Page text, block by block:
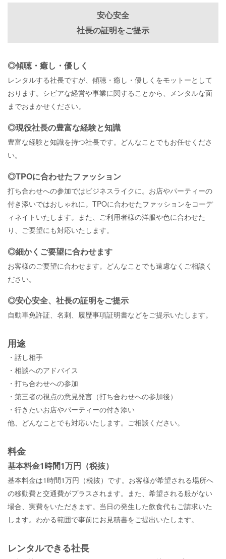
安心安全
社長の証明をご提示
◎傾聴・癒し・優しく
レンタルする社長ですが、傾聴・癒し・優しくをモットーとして
おります。シビアな経営や事業に関することから、メンタルな面
までおまかせください。
◎現役社長の豊富な経験と知識
豊富な経験と知識を持つ社長です。どんなことでもお任せくださ
い。
◎TPOに合わせたファッション
打ち合わせへの参加ではビジネスライクに。 お店やパーティーの
付き添いではおしゃれに。TPOに合わせたファッションをコーデ
ィネイトいたします。また、ご利用者様の洋服や色に合わせた
り、ご要望にも対応いたします。
◎細かくご要望に合わせます
お客様のご要望に合わせます。どんなことでも遠慮なくご相談く
ださい。
◎安心安全、社長の証明をご提示
自動車免許証、名刺、履歴事項証明書などをご提示いたします。
用途
・話し相手
・相談へのアドバイス
・打ち合わせへの参加
・第三者の視点の意見発言（打ち合わせへの参加後）
・行きたいお店やパーティーの付き添い
他、 どんなことでも対応いたします。ご相談ください。
料金
基本料金1時間1万円（税抜）
基本料金は1時間1万円（税抜）です。お客様が希望される場所へ
の移動費と交通費がプラスされます。また、希望される服がない
場合、実費をいただきます。当日の発生した飲食代もご請求いた
します。わかる範囲で事前にお見積書をご提出いたします。
レンタルできる社長